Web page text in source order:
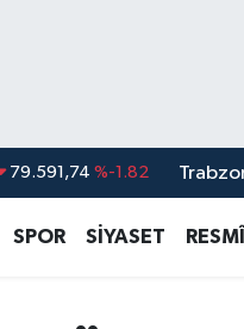
45,43620 %0.02
SPOR SİYASET